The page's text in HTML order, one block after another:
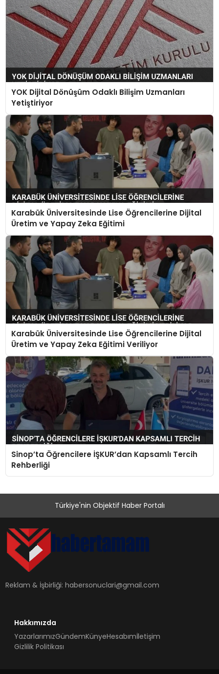
YOK Dijital Dönüşüm Odaklı Bilişim Uzmanları
Yetiştiriyor
Karabük Üniversitesinde Lise Öğrencilerine Dijital
Üretim ve Yapay Zeka Eğitimi
Karabük Üniversitesinde Lise Öğrencilerine Dijital
Üretim ve Yapay Zeka Eğitimi Veriliyor
Sinop’ta Öğrencilere İŞKUR’dan Kapsamlı Tercih
Rehberliği
Türkiye'nin Objektif Haber Portalı
Reklam & İşbirliği:habersonuclari@gmail.com
Hakkımızda
YazarlarımızGündemKünyeHesabımİletişim
Gizlilik Politikası